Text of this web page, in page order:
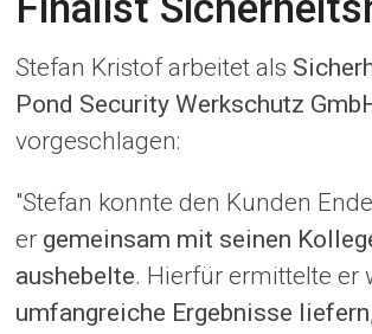
Stefan Kristof arbeitet als
Pond Security Werkschutz
vorgeschlagen:
"Stefan konnte den Kunden
er gemeinsam mit seinen
aushebelte. Hierfür ermittelte er
umfangreiche Ergebnisse liefern